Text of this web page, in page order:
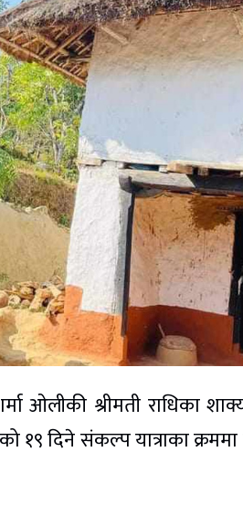
ओलीकी श्रीमती राधिका
दिने संकल्प यात्राका